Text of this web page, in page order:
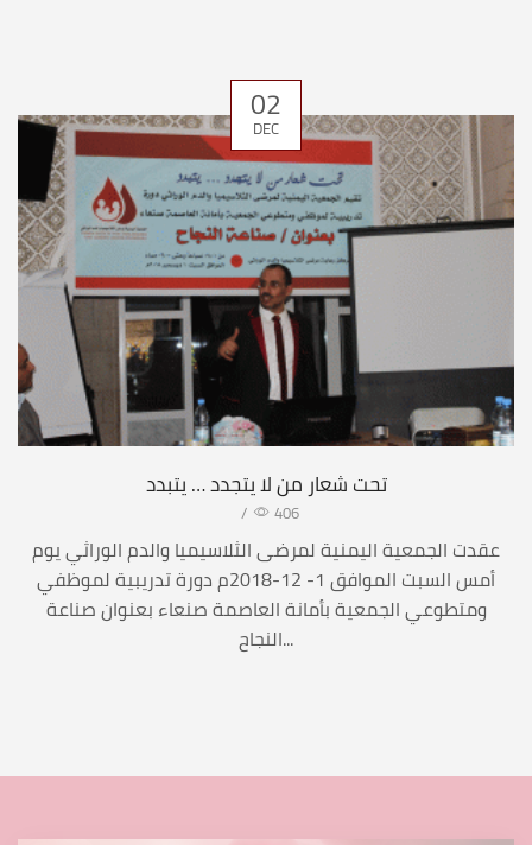
02
DEC
تحت شعار من لا يتجدد … يتبدد
/ 406
عقدت الجمعية اليمنية لمرضى الثلاسيميا والدم الوراثي يوم
أمس السبت الموافق 1- 12-2018م دورة تدريبية لموظفي
ومتطوعي الجمعية بأمانة العاصمة صنعاء بعنوان صناعة
النجاح...